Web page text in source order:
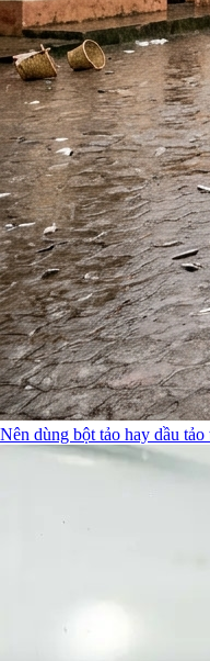
Nên dùng bột tảo hay dầu